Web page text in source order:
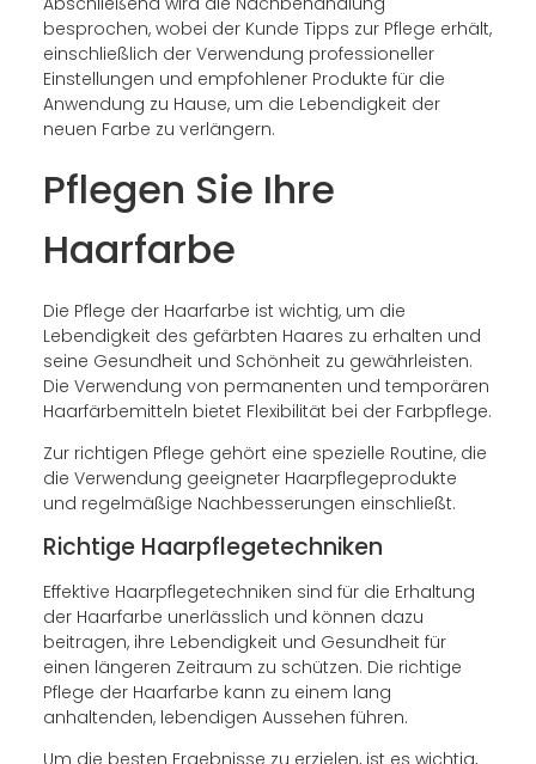
besprochen, wobei der Kunde Tipps zur Pflege erhält,
einschließlich der Verwendung professioneller
Einstellungen und empfohlener Produkte für die
Anwendung zu Hause, um die Lebendigkeit der
neuen Farbe zu verlängern.
Pflegen Sie Ihre
Haarfarbe
Die Pflege der Haarfarbe ist wichtig, um die
Lebendigkeit des gefärbten Haares zu erhalten und
seine Gesundheit und Schönheit zu gewährleisten.
Die Verwendung von permanenten und temporären
Haarfärbemitteln bietet Flexibilität bei der Farbpflege.
Zur richtigen Pflege gehört eine spezielle Routine, die
die Verwendung geeigneter Haarpflegeprodukte
und regelmäßige Nachbesserungen einschließt.
Richtige Haarpflegetechniken
Effektive Haarpflegetechniken sind für die Erhaltung
der Haarfarbe unerlässlich und können dazu
beitragen, ihre Lebendigkeit und Gesundheit für
einen längeren Zeitraum zu schützen. Die richtige
Pflege der Haarfarbe kann zu einem lang
anhaltenden, lebendigen Aussehen führen.